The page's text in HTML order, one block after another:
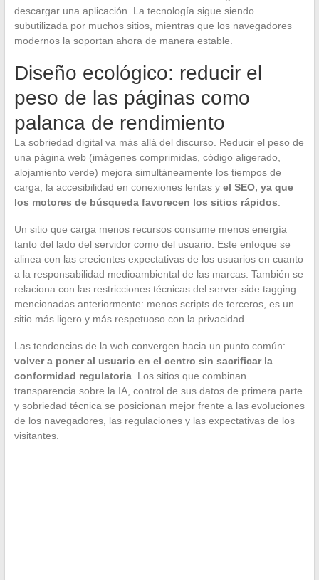
descargar una aplicación. La tecnología sigue siendo
subutilizada por muchos sitios, mientras que los navegadores
modernos la soportan ahora de manera estable.
Diseño ecológico: reducir el
peso de las páginas como
palanca de rendimiento
La sobriedad digital va más allá del discurso. Reducir el peso de
una página web (imágenes comprimidas, código aligerado,
alojamiento verde) mejora simultáneamente los tiempos de
carga, la accesibilidad en conexiones lentas y el SEO, ya que
los motores de búsqueda favorecen los sitios rápidos.
Un sitio que carga menos recursos consume menos energía
tanto del lado del servidor como del usuario. Este enfoque se
alinea con las crecientes expectativas de los usuarios en cuanto
a la responsabilidad medioambiental de las marcas. También se
relaciona con las restricciones técnicas del server-side tagging
mencionadas anteriormente: menos scripts de terceros, es un
sitio más ligero y más respetuoso con la privacidad.
Las tendencias de la web convergen hacia un punto común:
volver a poner al usuario en el centro sin sacrificar la
conformidad regulatoria. Los sitios que combinan
transparencia sobre la IA, control de sus datos de primera parte
y sobriedad técnica se posicionan mejor frente a las evoluciones
de los navegadores, las regulaciones y las expectativas de los
visitantes.